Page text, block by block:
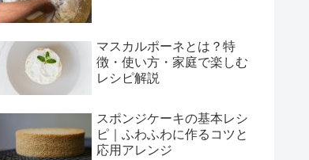
マスカルポーネとは？特
徴・使い方・家庭で楽しむ
レシピ解説
スポンジケーキの基本レシ
ピ｜ふわふわに作るコツと
応用アレンジ